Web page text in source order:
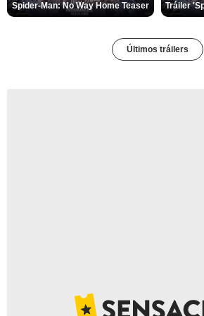
Spider-Man: No Way Home Teaser Tráiler
Últimos tráilers